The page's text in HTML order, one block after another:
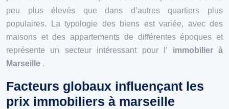
peu plus élevés que dans d’autres quartiers plus
populaires. La typologie des biens est variée, avec des
maisons et des appartements de différentes époques et
représente un secteur intéressant pour l’ immobilier à
Marseille .
Facteurs globaux influençant les
prix immobiliers à marseille